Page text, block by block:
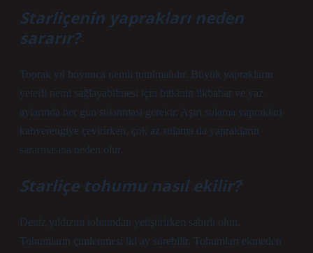
Starliçenin yaprakları neden
sararır?
Toprak yıl boyunca nemli tutulmalıdır. Büyük yaprakların
yeterli nemi sağlayabilmesi için bitkinin ilkbahar ve yaz
aylarında her gün sulanması gerekir. Aşırı sulama yaprakları
kahverengiye çevirirken, çok az sulama da yaprakların
sararmasına neden olur.
Starliçe tohumu nasıl ekilir?
Deniz yıldızını tohumdan yetiştirirken sabırlı olun.
Tohumların çimlenmesi iki ay sürebilir. Tohumları ekmeden